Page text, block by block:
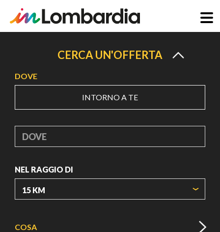
principale
CERCA UN'OFFERTA
DOVE
INTORNO A TE
DOVE
NEL RAGGIO DI
COSA